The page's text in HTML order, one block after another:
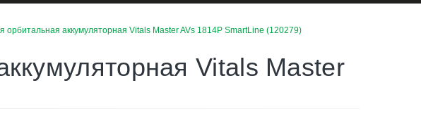
аккумуляторная Vitals Master AVs 1814P SmartLine (120279)
Vitals Master